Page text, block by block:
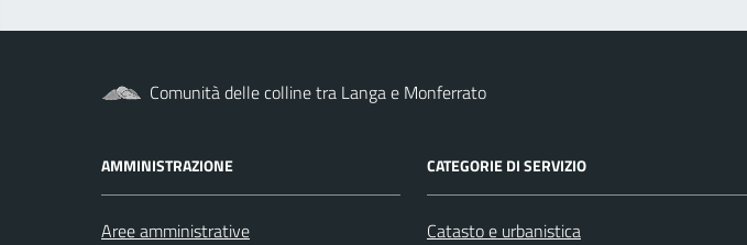
Comunità delle colline tra Langa e Monferrato
AMMINISTRAZIONE
Aree amministrative
CATEGORIE DI SERVIZIO
Catasto e urbanistica